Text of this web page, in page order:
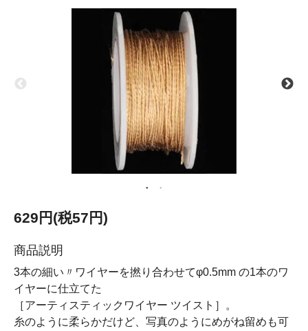
629円(税57円)
商品説明
3本の細い〃ワイヤーを撚り合わせてφ0.5mm の1本のワ
イヤーに仕立てた
［アーティスティックワイヤー ツイスト］。
糸のように柔らかだけど、写真のようにめがね留めも可